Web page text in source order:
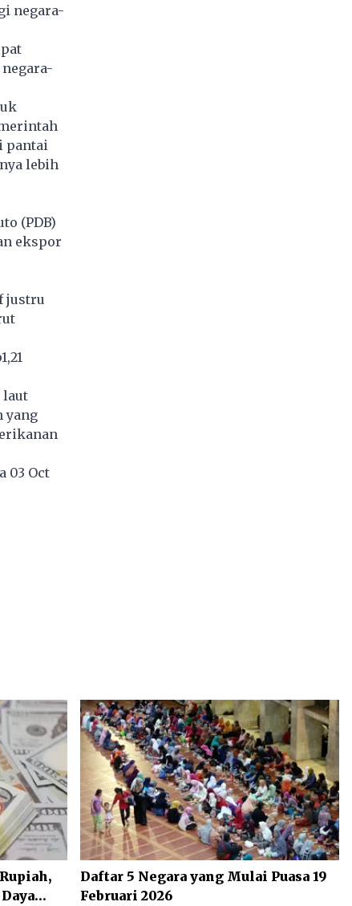
negara-
pantai
lebih
(PDB)
ekspor
justru
laut
yang
03 Oct
Daftar 5 Negara yang Mulai Puasa 19
Februari 2026